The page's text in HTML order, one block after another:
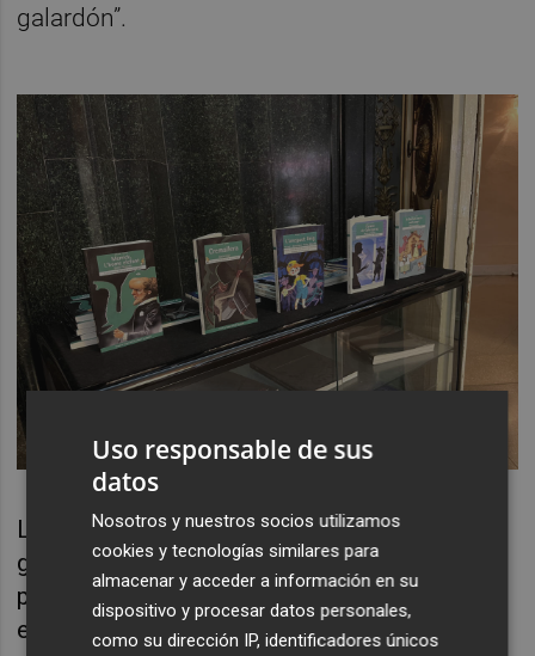
galardón”.
La editorial Bromera publicará el texto
ganador, como viene haciendo desde la
puesta en marcha del premio en 2015. Su
editor, Marc Senabre, valora “no solo la
Uso responsable de sus
datos
Nosotros y nuestros socios utilizamos
cookies y tecnologías similares para
almacenar y acceder a información en su
dispositivo y procesar datos personales,
como su dirección IP, identificadores únicos